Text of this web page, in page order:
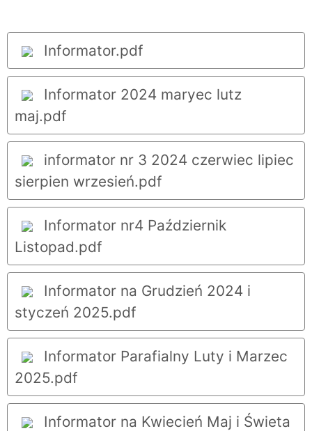
Informator.pdf
Informator 2024 maryec lutz
maj.pdf
informator nr 3 2024 czerwiec lipiec
sierpien wrzesień.pdf
Informator nr4 Październik
Listopad.pdf
Informator na Grudzień 2024 i
styczeń 2025.pdf
Informator Parafialny Luty i Marzec
2025.pdf
Informator na Kwiecień Maj i Świeta